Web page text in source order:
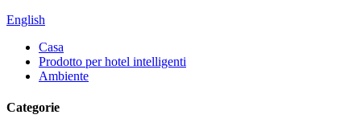
English
Casa
Prodotto per hotel intelligenti
Ambiente
Categorie